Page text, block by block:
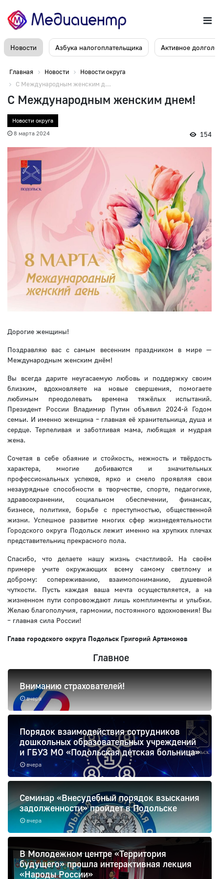
Новости Азбука налогоплательщика Активное
Главная Новости
Новости округа
С Международным женским д...
С Международным женским днем!
Новости округа
8 марта 2024
154
Дорогие женщины!
Поздравляю вас с самым весенним праздником в мире —
Международным женским днëм!
Вы всегда дарите неугасаемую любовь и поддержку своим
близким, вдохновляете на новые свершения, помогаете
любимым преодолевать времена тяжёлых испытаний.
Президент России Владимир Путин объявил 2024-й Годом
семьи. И именно женщина – главная её хранительница, душа и
сердце. Терпеливая и заботливая мама, любящая и мудрая
жена.
Сочетая в себе обаяние и стойкость, нежность и твёрдость
характера, многие добиваются и значительных
профессиональных успехов, ярко и смело проявляя свои
незаурядные способности в творчестве, спорте, педагогике,
здравоохранении, социальном обеспечении, финансах,
бизнесе, политике, борьбе с преступностью, общественной
жизни. Успешное развитие многих сфер жизнедеятельности
Городского округа Подольск лежит именно на хрупких плечах
представительниц прекрасного пола.
Спасибо, что делаете нашу жизнь счастливой. На своём
примере учите окружающих всему самому светлому и
доброму: сопереживанию, взаимопониманию, душевной
чуткости. Пусть каждая ваша мечта осуществляется, а на
жизненном пути сопровождают лишь комплименты и улыбки.
Желаю благополучия, гармонии, постоянного вдохновения! Вы
– главная сила России!
Глава городского округа Подольск Григорий Артамонов
Главное
вчера
Вниманию страхователей!
вчера
Порядок взаимодействия сотрудников
дошкольных образовательных учреждений
и ГБУЗ МО «Подольская детская больница»
вчера
Семинар «Внесудебный порядок взыскания
задолженности» пройдет в Подольске
В Молодежном центре «Территория
будущего» прошла интерактивная лекция
«Народы России»